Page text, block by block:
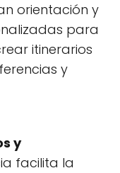
orientación y
para
itinerarios
y
y
facilita la